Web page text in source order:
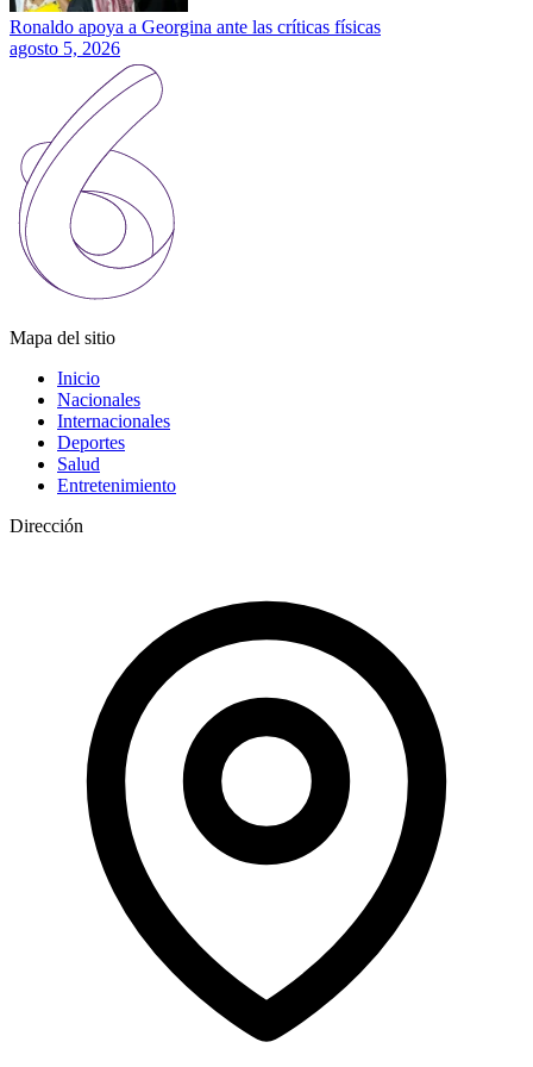
Ronaldo apoya a Georgina ante las críticas físicas
agosto 5, 2026
Mapa del sitio
Inicio
Nacionales
Internacionales
Deportes
Salud
Entretenimiento
Dirección